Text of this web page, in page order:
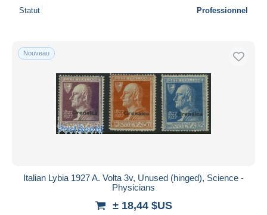
Statut Professionnel
Nouveau
Italian Lybia 1927 A. Volta 3v, Unused (hinged), Science -
Physicians
± 18,44 $US